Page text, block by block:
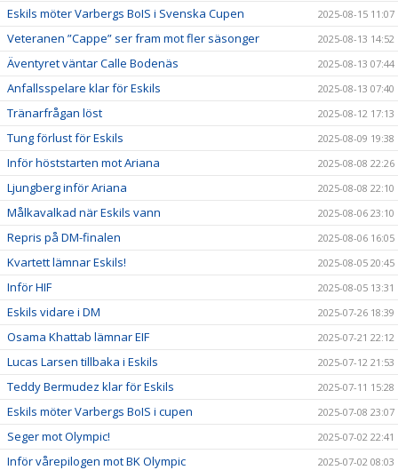
Eskils möter Varbergs BoIS i Svenska Cupen 2025-08-15 11:07
Veteranen ”Cappe” ser fram mot fler säsonger 2025-08-13 14:52
Äventyret väntar Calle Bodenäs 2025-08-13 07:44
Anfallsspelare klar för Eskils 2025-08-13 07:40
Tränarfrågan löst 2025-08-12 17:13
Tung förlust för Eskils 2025-08-09 19:38
Inför höststarten mot Ariana 2025-08-08 22:26
Ljungberg inför Ariana 2025-08-08 22:10
Målkavalkad när Eskils vann 2025-08-06 23:10
Repris på DM-finalen 2025-08-06 16:05
Kvartett lämnar Eskils! 2025-08-05 20:45
Inför HIF 2025-08-05 13:31
Eskils vidare i DM 2025-07-26 18:39
Osama Khattab lämnar EIF 2025-07-21 22:12
Lucas Larsen tillbaka i Eskils 2025-07-12 21:53
Teddy Bermudez klar för Eskils 2025-07-11 15:28
Eskils möter Varbergs BoIS i cupen 2025-07-08 23:07
Seger mot Olympic! 2025-07-02 22:41
Inför vårepilogen mot BK Olympic 2025-07-02 08:03